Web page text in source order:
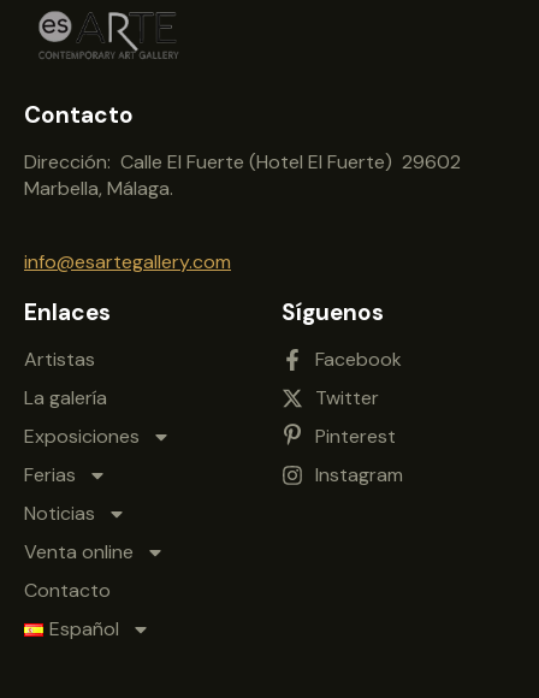
Contacto
Dirección: Calle El Fuerte (Hotel El Fuerte) 29602
Marbella, Málaga.
info@esartegallery.com
Enlaces
Artistas
La galería
Exposiciones
Ferias
Noticias
Venta online
Contacto
Español
Síguenos
Facebook
Twitter
Pinterest
Instagram